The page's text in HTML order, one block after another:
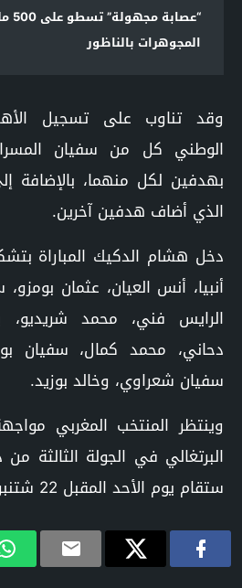
المجوهرات بالناظور
وقد تناوب على تسجيل
الوطني كل من سفيان
بهدفين لكل منهما، بالإضافة
الذي أضاف هدفين آخرين.
دخل هشام الدكيك المباراة
أنبيا، أنس العيان، عثمان
الرايس فني، محمد
دحاني، محمد كمال، سفيان
سفيان شعراوي، وخالد بوزيد.
وينتظر المنتخب المغربي
البرتغالي في الجولة الثالثة
ستقام يوم الأحد المقبل 22 شتنبر 2024.